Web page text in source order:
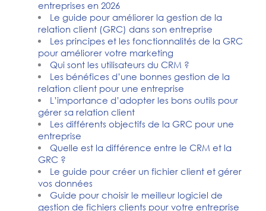
entreprises en 2026
Le guide pour améliorer la gestion de la
relation client (GRC) dans son entreprise
Les principes et les fonctionnalités de la GRC
pour améliorer votre marketing
Qui sont les utilisateurs du CRM ?
Les bénéfices d’une bonnes gestion de la
relation client pour une entreprise
L’importance d’adopter les bons outils pour
gérer sa relation client
Les différents objectifs de la GRC pour une
entreprise
Quelle est la différence entre le CRM et la
GRC ?
Le guide pour créer un fichier client et gérer
vos données
Guide pour choisir le meilleur logiciel de
gestion de fichiers clients pour votre entreprise